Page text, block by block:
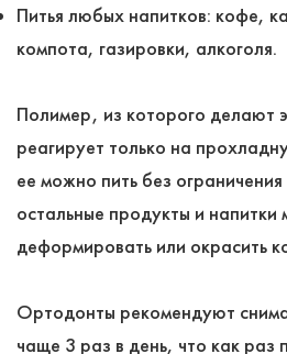
Питья любых напитков: кофе,
компота, газировки, алкоголя.
Полимер, из которого делают
реагирует только на
ее можно пить без
остальные продукты и напитки
деформировать или окрасить
Ортодонты рекомендуют
чаще 3 раз в день, что как раз